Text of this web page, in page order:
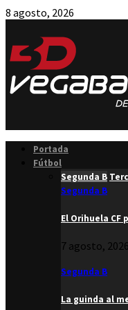
8 agosto, 2026
Portada
Fútbol
Segunda B
Segunda B
El Orihuela CF
7 agosto, 2026
Segunda B
La guinda al